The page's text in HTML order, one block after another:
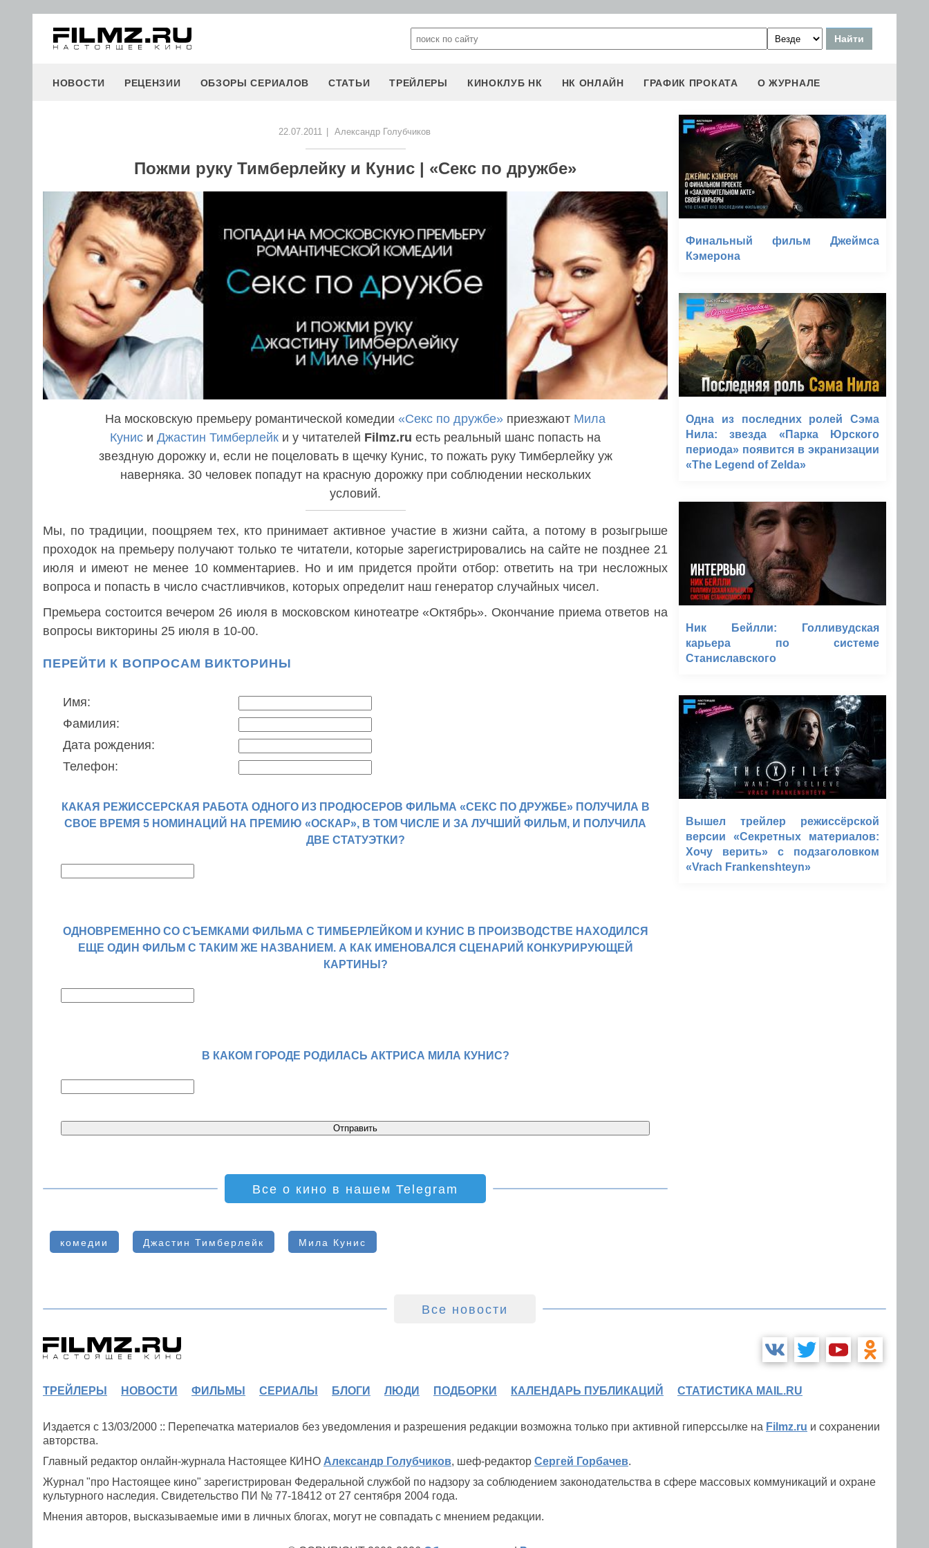
НОВОСТИ РЕЦЕНЗИИ ОБЗОРЫ СЕРИАЛОВ СТАТЬИ ТРЕЙЛЕРЫ КИНОКЛУБ НК НК ОНЛАЙН ГРАФИК ПРОКАТА О ЖУРНАЛЕ
22.07.2011 Александр Голубчиков
Пожми руку Тимберлейку и Кунис | «Секс по дружбе»
На московскую премьеру романтической комедии «Секс по дружбе» приезжают Мила
Кунис и Джастин Тимберлейк и у читателей Filmz.ru есть реальный шанс попасть на
звездную дорожку и, если не поцеловать в щечку Кунис, то пожать руку Тимберлейку уж
наверняка. 30 человек попадут на красную дорожку при соблюдении нескольких
условий.
Мы, по традиции, поощряем тех, кто принимает активное участие в жизни сайта, а потому в розыгрыше
проходок на премьеру получают только те читатели, которые зарегистрировались на сайте не позднее 21
июля и имеют не менее 10 комментариев. Но и им придется пройти отбор: ответить на три несложных
вопроса и попасть в число счастливчиков, которых определит наш генератор случайных чисел.
Премьера состоится вечером 26 июля в московском кинотеатре «Октябрь». Окончание приема ответов на
вопросы викторины 25 июля в 10-00.
ПЕРЕЙТИ К ВОПРОСАМ ВИКТОРИНЫ
Имя:
Фамилия:
Дата рождения:
Телефон:
КАКАЯ РЕЖИССЕРСКАЯ РАБОТА ОДНОГО ИЗ ПРОДЮСЕРОВ ФИЛЬМА «СЕКС ПО ДРУЖБЕ» ПОЛУЧИЛА В
СВОЕ ВРЕМЯ 5 НОМИНАЦИЙ НА ПРЕМИЮ «ОСКАР», В ТОМ ЧИСЛЕ И ЗА ЛУЧШИЙ ФИЛЬМ, И ПОЛУЧИЛА
ДВЕ СТАТУЭТКИ?
ОДНОВРЕМЕННО СО СЪЕМКАМИ ФИЛЬМА С ТИМБЕРЛЕЙКОМ И КУНИС В ПРОИЗВОДСТВЕ НАХОДИЛСЯ
ЕЩЕ ОДИН ФИЛЬМ С ТАКИМ ЖЕ НАЗВАНИЕМ. А КАК ИМЕНОВАЛСЯ СЦЕНАРИЙ КОНКУРИРУЮЩЕЙ
КАРТИНЫ?
В КАКОМ ГОРОДЕ РОДИЛАСЬ АКТРИСА МИЛА КУНИС?
Все о кино в нашем Telegram
комедии Джастин Тимберлейк Мила Кунис
Финальный фильм Джеймса
Кэмерона
Одна из последних ролей Сэма
Нила: звезда «Парка Юрского
периода» появится в экранизации
«The Legend of Zelda»
Ник Бейлли: Голливудская
карьера по системе
Станиславского
Вышел трейлер режиссёрской
версии «Секретных материалов:
Хочу верить» с подзаголовком
«Vrach Frankenshteyn»
Все новости
ТРЕЙЛЕРЫ НОВОСТИ ФИЛЬМЫ СЕРИАЛЫ БЛОГИ ЛЮДИ ПОДБОРКИ КАЛЕНДАРЬ ПУБЛИКАЦИЙ СТАТИСТИКА MAIL.RU
Издается с 13/03/2000 :: Перепечатка материалов без уведомления и разрешения редакции возможна только при активной гиперссылке на Filmz.ru и сохранении
авторства.
Главный редактор онлайн-журнала Настоящее КИНО Александр Голубчиков, шеф-редактор Сергей Горбачев.
Журнал "про Настоящее кино" зарегистрирован Федеральной службой по надзору за соблюдением законодательства в сфере массовых коммуникаций и охране
культурного наследия. Свидетельство ПИ № 77-18412 от 27 сентября 2004 года.
Мнения авторов, высказываемые ими в личных блогах, могут не совпадать с мнением редакции.